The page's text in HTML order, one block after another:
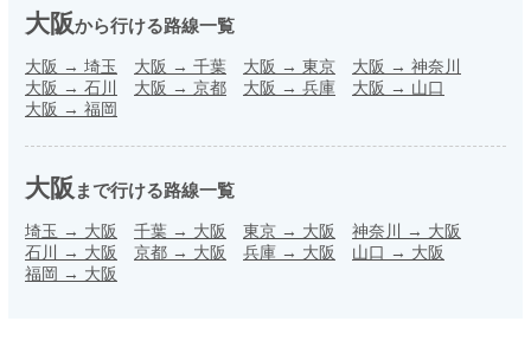
大阪から行ける路線一覧
大阪 → 埼玉 大阪 → 千葉 大阪 → 東京 大阪 → 神奈川
大阪 → 石川 大阪 → 京都 大阪 → 兵庫 大阪 → 山口
大阪 → 福岡
大阪 まで行ける路線一覧
埼玉 → 大阪 千葉 → 大阪 東京 → 大阪 神奈川 → 大阪
石川 → 大阪 京都 → 大阪 兵庫 → 大阪 山口 → 大阪
福岡 → 大阪